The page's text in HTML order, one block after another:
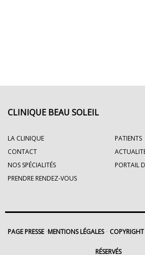
CLINIQUE BEAU SOLEIL
LA CLINIQUE
PATIENTS
CONTACT
NOS SPÉCIALITÉS
PORTAIL
PRENDRE RENDEZ-VOUS
PAGE PRESSE MENTIONS LÉGALES
RÉSERVÉS